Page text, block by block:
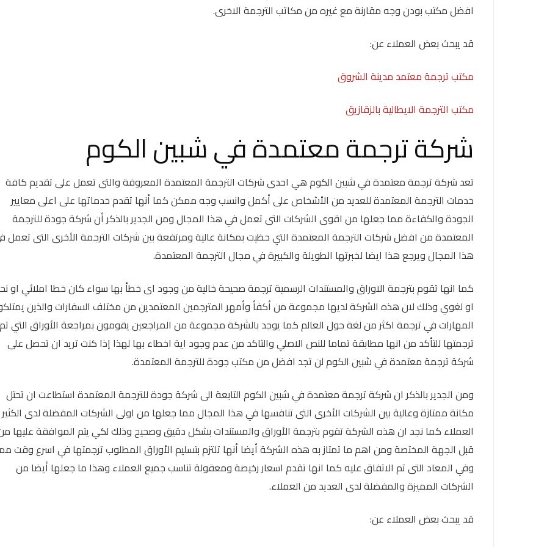
افضل مكتب بودن وجه مقارنة مع غيره من مكاتب الترجمة الاخرى.
قد يبحث بعض العملاء عن:
مكتب ترجمة معتمد مدينة الشروق
مكتب الترجمة الايطالية بالزقازيق
شركة ترجمة معتمدة في شبين الكوم
تعد شركة ترجمة معتمدة في شبين الكوم هي احدى شركات الترجمة المعتمدة المعروفة والتى تعمل على تقديم كافة
خدمات الترجمة المعتمدة للعديد من الأشخاص على أكمل وانسب وجه ممكن كما أنها تقدم خدماتها على اعلى معايير
الجودة والكفاءة مما جعلها من اقوى الشركات التى تعمل في هذا المجال ومن الجدير بالذكر أن شركة جودة للترجمة
المعتمدة من افضل شركات الترجمة المعتمدة التي حظيت بمكانة عالية ومرتفعة بين شركات الترجمة الأخرى التى تعمل
هذا المجال ويرجع هذا ايضا لخبرتها الطويلة والكبيرة في مجال الترجمة المعتمدة.
كما انها تقوم بترجمة الاوراق والمستندات الرسمية ترجمة صحيحة خالية من وجود اى خطأ بها سواء كان خطا املائي او
او لغوي وذلك لان هذه الشركة لديها مجموعة من أكفأ وأمهر المترجمين المعتمدين من مختلف السفارات والذين
المهارات في ترجمة اكثر من لغة حول العالم كما يوجد بالشركة مجموعة من المراجعين يقومون بمراجعة الأوراق التي تم
ترجمتها للتأكد من انها مطابقة تماما للنص الاصلي والتاكد من عدم وجود اية اخطاء بها لهذا إذا كنت تريد ان تحصل على
شركة ترجمة معتمدة في شبين الكوم لن تجد افضل من مكتب جودة للترجمة المعتمدة.
ومن الجدير بالذكر ان شركة ترجمة معتمدة في شبين الكوم التابعة الى شركة جودة للترجمة المعتمدة استطاعت ان تحتل
مكانة ممتازة وعالية بين الشركات الأخرى التى تنافسها في هذا المجال مما جعلها من اولى الشركات المفضلة لدى
العملاء كما نجد ان هذه الشركة تقوم بترجمة الأوراق والمستندات بشكل دقيق وصحيح وذلك لكي يتم الموافقة عليها
قبل الجهة المختصة ومن اهم ما تمتاز به هذه الشركة أيضا أنها تلتزم بتسليم الأوراق المطلوب ترجمتها في اسرع وقت
وفي المعاد التى تم الاتفاق عليه كما انها تقدم اسعار رخيصة ومعقولة تناسب جميع العملاء وهذا ما جعلها أيضا من
الشركات المميزة والمفضلة لدى العديد من العملاء.
قد يبحث بعض العملاء عن: